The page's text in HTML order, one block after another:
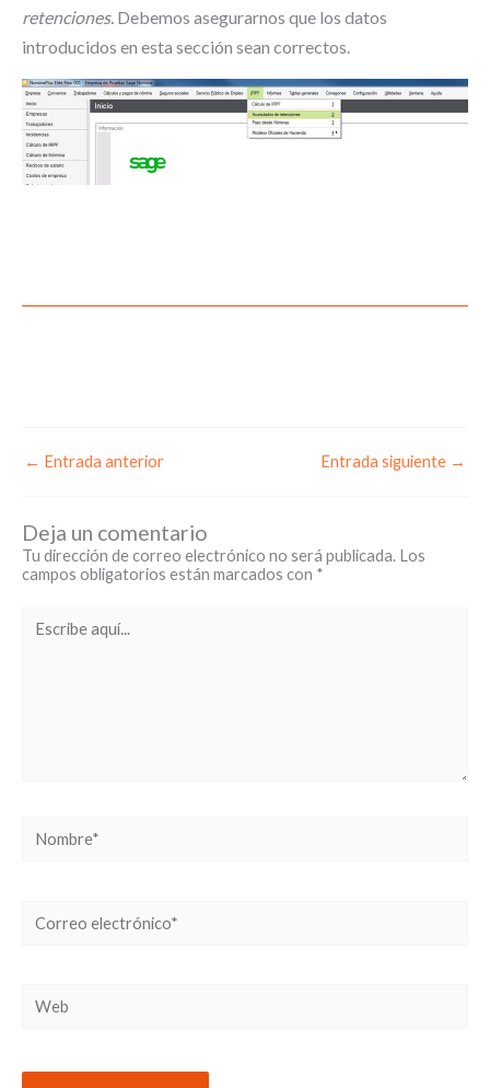
retenciones. Debemos asegurarnos que los datos
introducidos en esta sección sean correctos.
← Entrada anterior Entrada siguiente →
Deja un comentario
Tu dirección de correo electrónico no será publicada. Los
campos obligatorios están marcados con *
aquí...
electrónico*